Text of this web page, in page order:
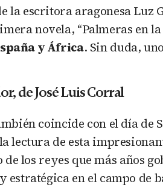
la escritora aragonesa Luz
novela, “Palmeras en
y África. Sin duda,
de José Luis Corral
coincide con el día de
lectura de esta
de los reyes que más años
en el campo de